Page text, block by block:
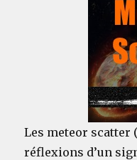
Les meteor scatter
réflexions d’un